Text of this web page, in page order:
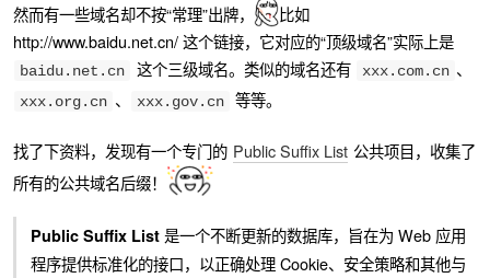
然而有一些域名却不按“常理”出牌，
比如
http://www.baidu.net.cn/ 这个链接，它对应的“顶级域名”实际上是
baidu.net.cn 这个三级域名。类似的域名还有 xxx.com.cn 、
xxx.org.cn 、 xxx.gov.cn 等等。
找了下资料，发现有一个专门的 Public Suffix List 公共项目，收集了
所有的公共域名后缀！
Public Suffix List是一个不断更新的数据库，旨在为 Web 应用
程序提供标准化的接口，以正确处理 Cookie、安全策略和其他与